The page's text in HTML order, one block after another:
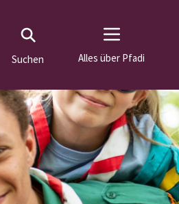
Suchen Alles über Pfadi